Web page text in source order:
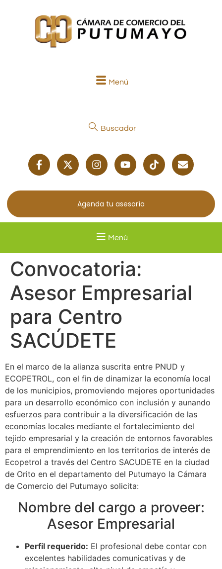
Menú
Buscador
Agenda tu asesoría
Menú
Convocatoria:
Asesor Empresarial
para Centro
SACÚDETE
En el marco de la alianza suscrita entre PNUD y
ECOPETROL, con el fin de dinamizar la economía local
de los municipios, promoviendo mejores oportunidades
para un desarrollo económico con inclusión y aunando
esfuerzos para contribuir a la diversificación de las
economías locales mediante el fortalecimiento del
tejido empresarial y la creación de entornos favorables
para el emprendimiento en los territorios de interés de
Ecopetrol a través del Centro SACUDETE en la ciudad
de Orito en el departamento del Putumayo la Cámara
de Comercio del Putumayo solicita:
Nombre del cargo a proveer:
Asesor Empresarial
Perfil requerido: El profesional debe contar con
excelentes habilidades comunicativas y de